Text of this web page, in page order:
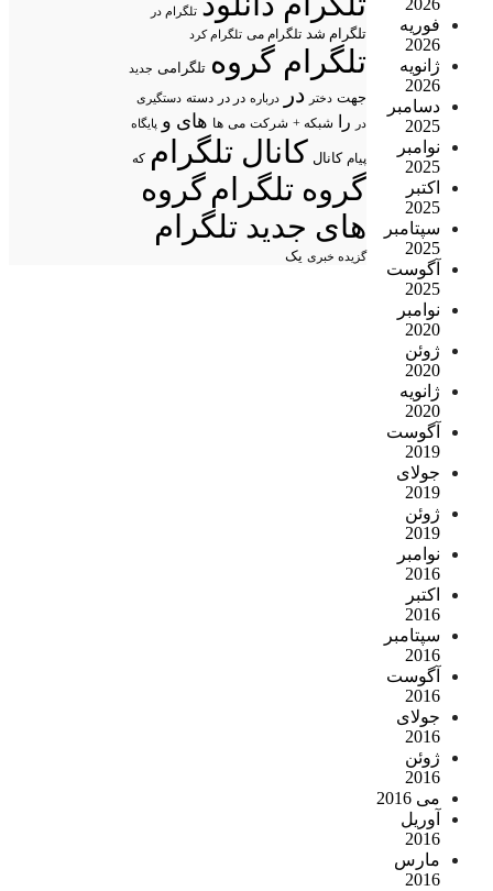
2026
فوریه
2026
ژانویه
2026
دسامبر
2025
نوامبر
2025
اکتبر
2025
سپتامبر
2025
آگوست
2025
نوامبر
2020
ژوئن
2020
ژانویه
2020
آگوست
2019
جولای
2019
ژوئن
2019
نوامبر
2016
اکتبر
2016
سپتامبر
2016
آگوست
2016
جولای
2016
ژوئن
2016
می 2016
آوریل
2016
مارس
2016
تلگرام در
تلگرام شد تلگرام می تلگرام کرد
تلگرام گروه تلگرامی جدید
جهت دختر در درباره در در دسته دستگیری
در
را شبکه + شرکت می ها های و پایگاه
پیام کانال کانال تلگرام که
گروه تلگرامگروه
های جدید تلگرام
گزیده خبری یک